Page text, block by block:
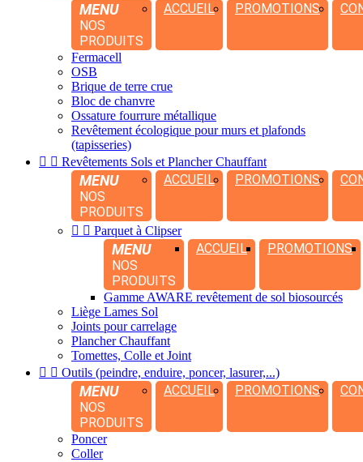
MENU
NOS
PRODUITS
ACCUEIL PROMOTIONS
Fermacell
OSB
Brique de terre crue
Bloc de chanvre
Ossature fourrure métallique
Revêtement écologique pour murs et plafonds
(tapisseries)
  Revêtements Sols et Plancher Chauffant
MENU
NOS
PRODUITS
ACCUEIL PROMOTIONS
  Parquet à Clipser
MENU
NOS
PRODUITS
ACCUEIL PROMOTIONS
Gamme AWARE revêtement de sol biosourcés
Liège Lames Sol
Joints pour carrelage
Plancher Chauffant
Tomettes, Colle et Joint
  Outils (peindre, enduire, poncer, lasurer,...)
MENU
NOS
PRODUITS
ACCUEIL PROMOTIONS
Poncer
Coller